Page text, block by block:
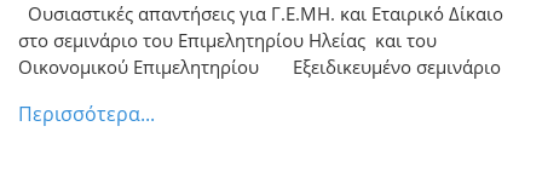
Ουσιαστικές απαντήσεις για Γ.Ε.ΜΗ. και Εταιρικό Δίκαιο
στο σεμινάριο του Επιμελητηρίου Ηλείας και του
Οικονομικού Επιμελητηρίου Εξειδικευμένο σεμινάριο
Περισσότερα...